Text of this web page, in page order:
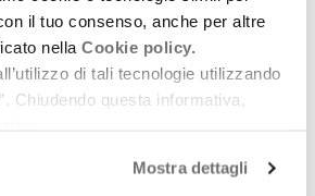
il tuo consenso, anche per altre
nella Cookie policy.
di tali tecnologie utilizzando
Chiudendo questa informativa,
Mostra dettagli
alterare i tratti somatici del